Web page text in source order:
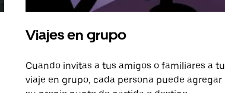
Viajes en grupo
Cuando invitas a tus amigos o familiares a tu
viaje en grupo, cada persona puede agregar